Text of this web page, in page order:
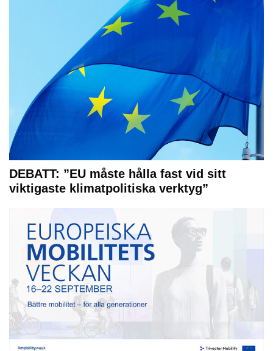
DEBATT: ”EU måste hålla fast vid sitt
viktigaste klimatpolitiska verktyg”